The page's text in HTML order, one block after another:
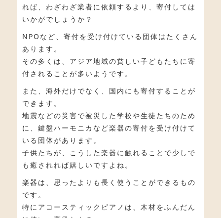
れば、わざわざ業者に依頼するより、寄付しては
いかがでしょうか？
NPOなど、寄付を受け付けている団体はたくさん
あります。
その多くは、アジア地域の貧しい子どもたちに寄
付されることが多いようです。
また、海外だけでなく、国内にも寄付することが
できます。
地震などの災害で被災した学校や生徒たちのため
に、鍵盤ハーモニカなど楽器の寄付を受け付けて
いる団体があります。
子供たちが、こうした楽器に触れることで少しで
も癒されれば嬉しいですよね。
楽器は、思ったよりも長く使うことができるもの
です。
特にアコースティックピアノは、木材をふんだん